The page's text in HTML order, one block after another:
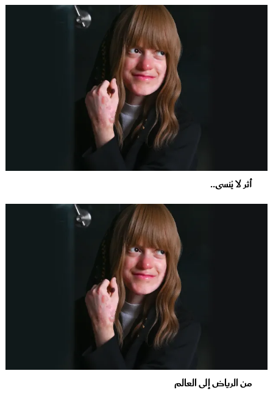
أثر لا يُنسى..
من الرياض إلى العالم